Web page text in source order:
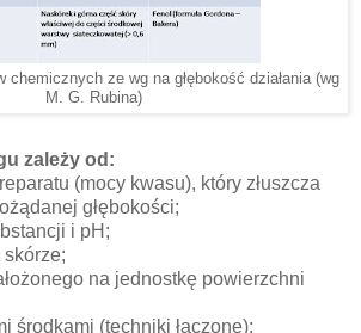
chemicznych ze wg na głębokość działania (wg
M. G. Rubina)
zależy od:
(mocy kwasu), który złuszcza
głębokości;
i pH;
na jednostkę powierzchni
środkami (techniki łączone);